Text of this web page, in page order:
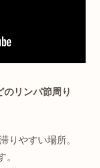
のリンパ節周り
りやすい場所。
。